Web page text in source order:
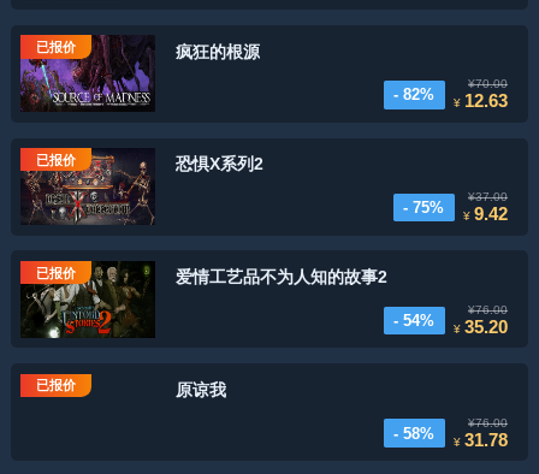
已报价 疯狂的根源
- 82%
¥70.00
¥ 12.63
已报价 恐惧X系列2
- 75%
¥37.00
¥9.42
已报价 爱情工艺品不为人知的故事2
- 54%
¥76.00
¥35.20
已报价 原谅我
- 58%
¥76.00
¥31.78